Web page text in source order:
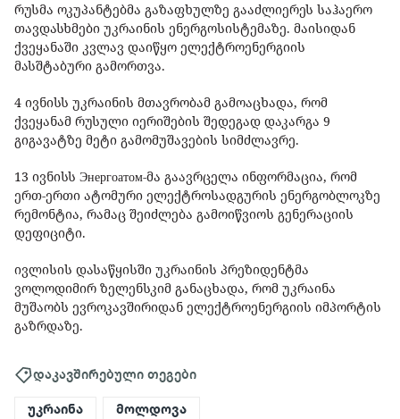
რუსმა ოკუპანტებმა გაზაფხულზე გააძლიერეს საჰაერო
თავდასხმები უკრაინის ენერგოსისტემაზე. მაისიდან
ქვეყანაში კვლავ დაიწყო ელექტროენერგიის
მასშტაბური გამორთვა.
4 ივნისს უკრაინის მთავრობამ გამოაცხადა, რომ
ქვეყანამ რუსული იერიშების შედეგად დაკარგა 9
გიგავატზე მეტი გამომუშავების სიმძლავრე.
13 ივნისს Энергоатом-მა გაავრცელა ინფორმაცია, რომ
ერთ-ერთი ატომური ელექტროსადგურის ენერგობლოკზე
რემონტია, რამაც შეიძლება გამოიწვიოს გენერაციის
დეფიციტი.
ივლისის დასაწყისში უკრაინის პრეზიდენტმა
ვოლოდიმირ ზელენსკიმ განაცხადა, რომ უკრაინა
მუშაობს ევროკავშირიდან ელექტროენერგიის იმპორტის
გაზრდაზე.
დაკავშირებული თეგები
უკრაინა მოლდოვა